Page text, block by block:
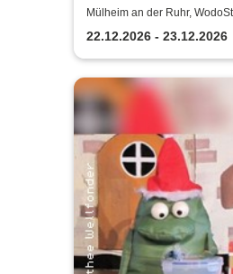
Weihnachtsmann |
WodoStudio im
Ringlokschuppen
Mülheim an der Ruhr,
Ringlokschuppen Ruhr
22.12.2026 - 23.12.2026